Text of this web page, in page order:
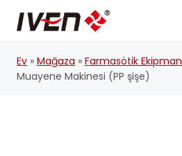
Ev » Mağaza » Farmasötik Ekipman
Muayene Makinesi (PP şişe)